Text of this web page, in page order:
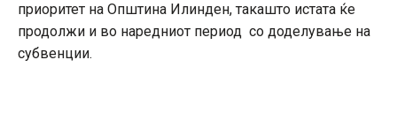
приоритет на Општина Илинден, такашто истата ќе
продолжи и во наредниот период со доделување на
субвенции.